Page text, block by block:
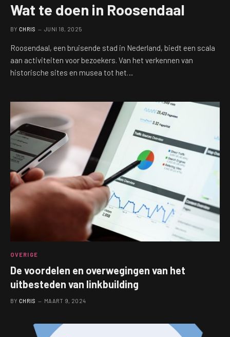
OVERIGE
De voordelen en overwegingen van het
uitbesteden van linkbuilding
BY CHRIS MAART 9, 2024
Wat te doen in Roosendaal
BY CHRIS JUNI 18, 2025
Roosendaal, een bruisende stad in Nederland, biedt een scala
aan activiteiten voor bezoekers. Van het verkennen van
historische sites en musea tot het…